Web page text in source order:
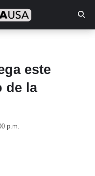
este
de la
p.m.